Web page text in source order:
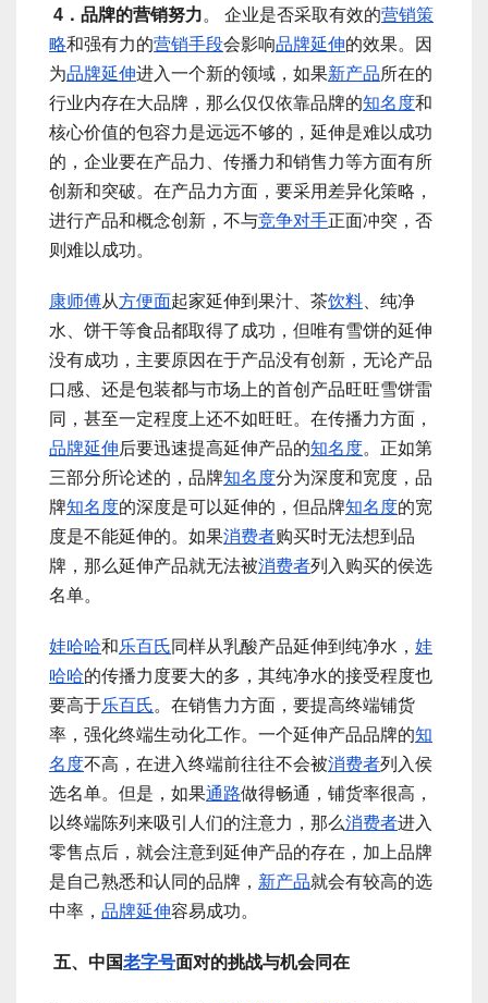
4．品牌的营销努力。 企业是否采取有效的营销策
略和强有力的营销手段会影响品牌延伸的效果。因
为品牌延伸进入一个新的领域，如果新产品所在的
行业内存在大品牌，那么仅仅依靠品牌的知名度和
核心价值的包容力是远远不够的，延伸是难以成功
的，企业要在产品力、传播力和销售力等方面有所
创新和突破。在产品力方面，要采用差异化策略，
进行产品和概念创新，不与竞争对手正面冲突，否
则难以成功。
康师傅从方便面起家延伸到果汁、茶饮料 、纯净
水、饼干等食品都取得了成功，但唯有雪饼的延伸
没有成功，主要原因在于产品没有创新，无论产品
口感、还是包装都与市场上的首创产品旺旺雪饼雷
同，甚至一定程度上还不如旺旺。在传播力方面，
品牌延伸后要迅速提高延伸产品的知名度。正如第
三部分所论述的，品牌知名度分为深度和宽度，品
牌知名度的深度是可以延伸的，但品牌知名度的宽
度是不能延伸的。如果消费者购买时无法想到品
牌，那么延伸产品就无法被消费者列入购买的侯选
名单。
娃哈哈和乐百氏同样从乳酸产品延伸到纯净水， 娃
哈哈的传播力度要大的多，其纯净水的接受程度也
要高于乐百氏。在销售力方面，要提高终端铺货
率，强化终端生动化工作。一个延伸产品品牌的知
名度不高，在进入终端前往往不会被消费者列入侯
选名单。但是，如果通路做得畅通，铺货率很高，
以终端陈列来吸引人们的注意力，那么消费者进入
零售点后，就会注意到延伸产品的存在，加上品牌
是自己熟悉和认同的品牌， 新产品就会有较高的选
中率， 品牌延伸容易成功。
五、中国老字号面对的挑战与机会同在